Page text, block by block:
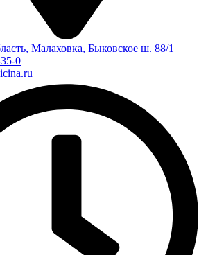
Малаховка, Быковское ш. 88/1
0